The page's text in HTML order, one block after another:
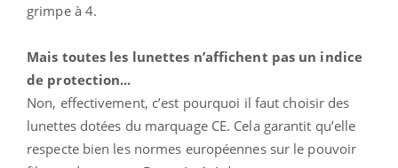
grimpe à 4.
Mais toutes les lunettes n’affichent pas un indice
de protection...
Non, effectivement, c’est pourquoi il faut choisir des
lunettes dotées du marquage CE. Cela garantit qu’elle
respecte bien les normes européennes sur le pouvoir